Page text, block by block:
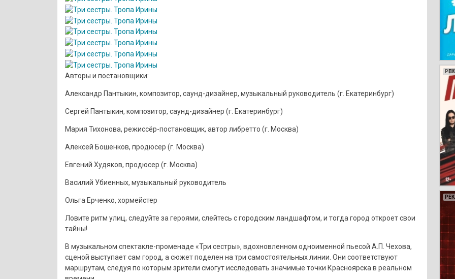
Авторы и постановщики:
Александр Пантыкин, композитор, саунд-дизайнер, музыкальный руководитель (г. Екатеринбург)
Сергей Пантыкин, композитор, саунд-дизайнер (г. Екатеринбург)
Мария Тихонова, режиссёр-постановщик, автор либретто (г. Москва)
Алексей Бошенков, продюсер (г. Москва)
Евгений Худяков, продюсер (г. Москва)
Василий Убиенных, музыкальный руководитель
Ольга Ерченко, хормейстер
Ловите ритм улиц, следуйте за героями, слейтесь с городским ландшафтом, и тогда город откроет свои
тайны!
В музыкальном спектакле-променаде «Три сестры», вдохновленном одноименной пьесой А.П. Чехова,
сценой выступает сам город, а сюжет поделен на три самостоятельных линии. Они соответствуют
маршрутам, следуя по которым зрители смогут исследовать значимые точки Красноярска в реальном